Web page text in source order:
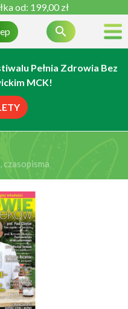
od: 199,00 zł

Pełnia Zdrowia Bez
MCK!
czasopisma